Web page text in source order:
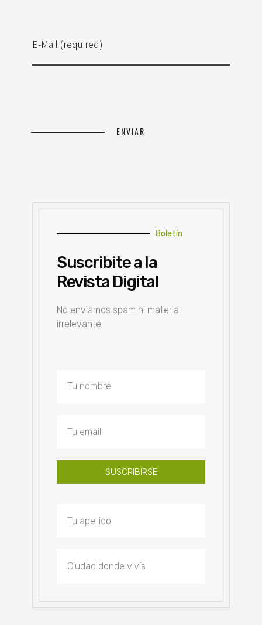
E-Mail (required)
Boletín
Suscribite a la
Revista Digital
No enviamos spam ni material
irrelevante.
SUSCRIBIRSE